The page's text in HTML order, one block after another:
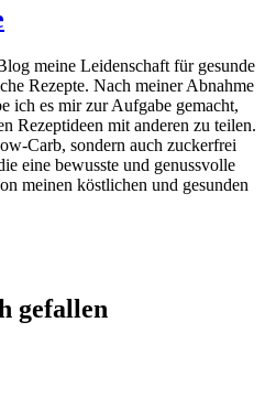
meine Leidenschaft für gesunde
Rezepte. Nach meiner Abnahme
ich es mir zur Aufgabe gemacht,
Rezeptideen mit anderen zu teilen.
Carb, sondern auch zuckerfrei
eine bewusste und genussvolle
meinen köstlichen und gesunden
gefallen